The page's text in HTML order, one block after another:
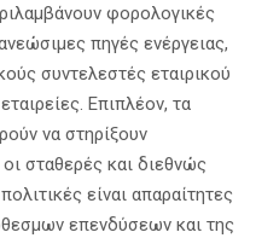
φορολογικές
πηγές ενέργειας,
συντελεστές εταιρικού
Επιπλέον, τα
να στηρίξουν
σταθερές και διεθνώς
είναι απαραίτητες
επενδύσεων και της